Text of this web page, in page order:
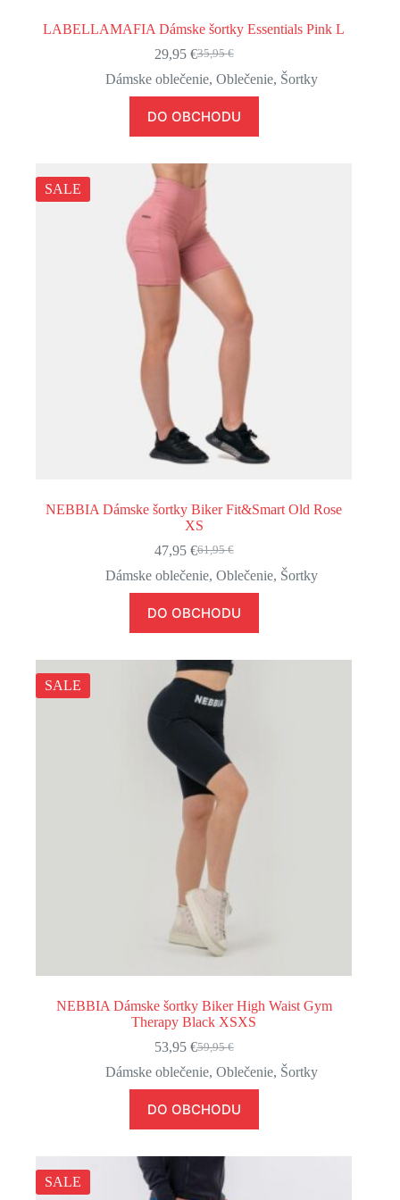
LABELLAMAFIA Dámske šortky Essentials Pink L
35,95€
Pôvodná
cena
35,95 €.
29,95 €Aktuálna
cena
29,95 €.
Dámske oblečenie,Oblečenie, Šortky
DO OBCHODU
SALE
NEBBIA Dámske šortky Biker Fit&Smart Old Rose
XS
61,95€
Pôvodná
cena
bola:
61,95 €.
47,95 €Aktuálna
cena
je:
47,95 €.
Dámske oblečenie,Oblečenie, Šortky
DO OBCHODU
SALE
NEBBIA Dámske šortky Biker High Waist Gym
Therapy Black XSXS
59,95€
Pôvodná
cena
bola:
59,95 €.
53,95 €Aktuálna
cena
je:
53,95 €.
Dámske oblečenie,Oblečenie, Šortky
DO OBCHODU
SALE